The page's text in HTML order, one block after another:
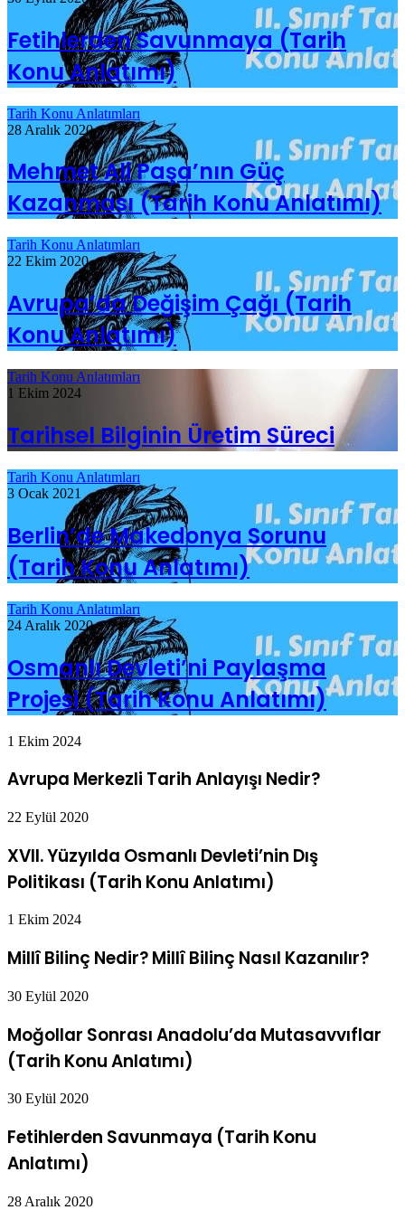
Fetihlerden Savunmaya (Tarih
Konu Anlatımı)
Tarih Konu Anlatımları
28 Aralık 2020
Mehmet Ali Paşa’nın Güç
Kazanması (Tarih Konu Anlatımı)
Tarih Konu Anlatımları
22 Ekim 2020
Avrupa’da Değişim Çağı (Tarih
Konu Anlatımı)
Tarih Konu Anlatımları
1 Ekim 2024
Tarihsel Bilginin Üretim Süreci
Tarih Konu Anlatımları
3 Ocak 2021
Berlin’de Makedonya Sorunu
(Tarih Konu Anlatımı)
Tarih Konu Anlatımları
24 Aralık 2020
Osmanlı Devleti’ni Paylaşma
Projesi (Tarih Konu Anlatımı)
1 Ekim 2024
Avrupa Merkezli Tarih Anlayışı Nedir?
22 Eylül 2020
XVII. Yüzyılda Osmanlı Devleti’nin Dış
Politikası (Tarih Konu Anlatımı)
1 Ekim 2024
Millî Bilinç Nedir? Millî Bilinç Nasıl Kazanılır?
30 Eylül 2020
Moğollar Sonrası Anadolu’da Mutasavvıflar
(Tarih Konu Anlatımı)
30 Eylül 2020
Fetihlerden Savunmaya (Tarih Konu
Anlatımı)
28 Aralık 2020